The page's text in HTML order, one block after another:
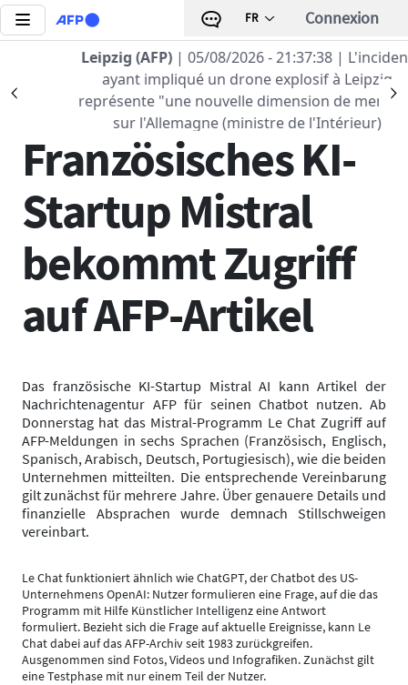
Aller au contenu principal FR Connexion
Leipzig (AFP)| 05/08/2026 - 21:37:38| L'incident
ayant impliqué un drone explosif à Leipzig
représente "une nouvelle dimension de menace"
sur l'Allemagne (ministre de l'Intérieur)
Retour à la liste
16 JAN 2025 - 10:28
Französisches KI-
Startup Mistral
bekommt Zugriff
auf AFP-Artikel
Das französische KI-Startup Mistral AI kann Artikel der
Nachrichtenagentur AFP für seinen Chatbot nutzen. Ab
Donnerstag hat das Mistral-Programm Le Chat Zugriff auf
AFP-Meldungen in sechs Sprachen (Französisch, Englisch,
Spanisch, Arabisch, Deutsch, Portugiesisch), wie die beiden
Unternehmen mitteilten. Die entsprechende Vereinbarung
gilt zunächst für mehrere Jahre. Über genauere Details und
finanzielle Absprachen wurde demnach Stillschweigen
vereinbart.
Le Chat funktioniert ähnlich wie ChatGPT, der Chatbot des US-
Unternehmens OpenAI: Nutzer formulieren eine Frage, auf die das
Programm mit Hilfe Künstlicher Intelligenz eine Antwort
formuliert. Bezieht sich die Frage auf aktuelle Ereignisse, kann Le
Chat dabei auf das AFP-Archiv seit 1983 zurückgreifen.
Ausgenommen sind Fotos, Videos und Infografiken. Zunächst gilt
eine Testphase mit nur einem Teil der Nutzer.